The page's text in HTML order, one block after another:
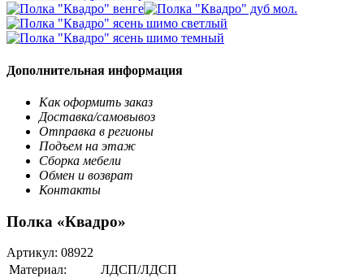
Дополнительная информация
Как оформить заказ
Доставка/самовывоз
Отправка в регионы
Подъем на этаж
Сборка мебели
Обмен и возврат
Контакты
Полка «Квадро»
Артикул: 08922
Материал:
ЛДСП/ЛДСП